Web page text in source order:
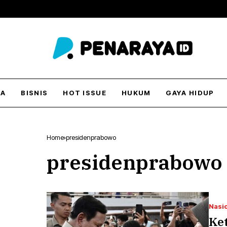
BISNIS HOT ISSUE HUKUM GAYA HIDUP
Home presidenprabowo
presidenprabowo